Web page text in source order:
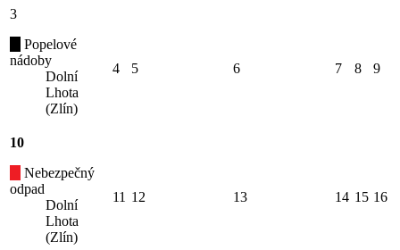
3
Popelové
nádoby
Dolní
Lhota
(Zlín)
4 5 6 7 8 9
10
Nebezpečný
odpad
Dolní
Lhota
(Zlín)
11 12 13 14 15 16